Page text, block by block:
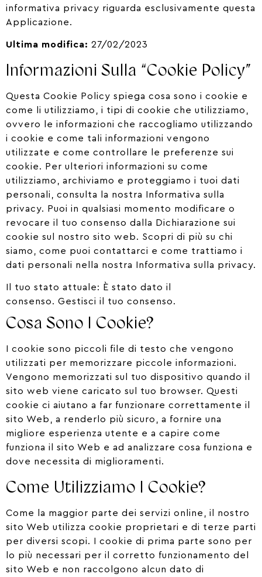
informativa privacy riguarda esclusivamente questa
Applicazione.
Ultima modifica: 27/02/2023
Informazioni Sulla “cookie Policy”
Questa Cookie Policy spiega cosa sono i cookie e
come li utilizziamo, i tipi di cookie che utilizziamo,
ovvero le informazioni che raccogliamo utilizzando
i cookie e come tali informazioni vengono
utilizzate e come controllare le preferenze sui
cookie. Per ulteriori informazioni su come
utilizziamo, archiviamo e proteggiamo i tuoi dati
personali, consulta la nostra Informativa sulla
privacy. Puoi in qualsiasi momento modificare o
revocare il tuo consenso dalla Dichiarazione sui
cookie sul nostro sito web. Scopri di più su chi
siamo, come puoi contattarci e come trattiamo i
dati personali nella nostra Informativa sulla privacy.
Il tuo stato attuale: È stato dato il
consenso. Gestisci il tuo consenso.
Cosa Sono I Cookie?
I cookie sono piccoli file di testo che vengono
utilizzati per memorizzare piccole informazioni.
Vengono memorizzati sul tuo dispositivo quando il
sito web viene caricato sul tuo browser. Questi
cookie ci aiutano a far funzionare correttamente il
sito Web, a renderlo più sicuro, a fornire una
migliore esperienza utente e a capire come
funziona il sito Web e ad analizzare cosa funziona e
dove necessita di miglioramenti.
Come Utilizziamo I Cookie?
Come la maggior parte dei servizi online, il nostro
sito Web utilizza cookie proprietari e di terze parti
per diversi scopi. I cookie di prima parte sono per
lo più necessari per il corretto funzionamento del
sito Web e non raccolgono alcun dato di